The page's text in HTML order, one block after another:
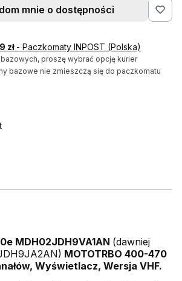
mnie o dostępności
zł - Paczkomaty INPOST (Polska)
proszę wybrać opcję kurier
bazowe nie zmieszczą się do paczkomatu
MDH02JDH9VA1AN (dawniej
MOTOTRBO 400-470
Wyświetlacz, Wersja VHF.